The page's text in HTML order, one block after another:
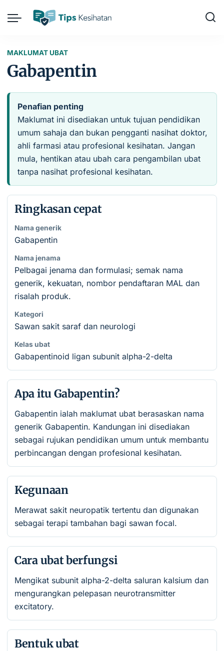
MAKLUMAT UBAT
Gabapentin
Penafian penting
Maklumat ini disediakan untuk tujuan pendidikan
umum sahaja dan bukan pengganti nasihat doktor,
ahli farmasi atau profesional kesihatan. Jangan
mula, hentikan atau ubah cara pengambilan ubat
tanpa nasihat profesional kesihatan.
Ringkasan cepat
Nama generik
Gabapentin
Nama jenama
Pelbagai jenama dan formulasi; semak nama
generik, kekuatan, nombor pendaftaran MAL dan
risalah produk.
Kategori
Sawan sakit saraf dan neurologi
Kelas ubat
Gabapentinoid ligan subunit alpha-2-delta
Apa itu Gabapentin?
Gabapentin ialah maklumat ubat berasaskan nama
generik Gabapentin. Kandungan ini disediakan
sebagai rujukan pendidikan umum untuk membantu
perbincangan dengan profesional kesihatan.
Kegunaan
Merawat sakit neuropatik tertentu dan digunakan
sebagai terapi tambahan bagi sawan focal.
Cara ubat berfungsi
Mengikat subunit alpha-2-delta saluran kalsium dan
mengurangkan pelepasan neurotransmitter
excitatory.
Bentuk ubat